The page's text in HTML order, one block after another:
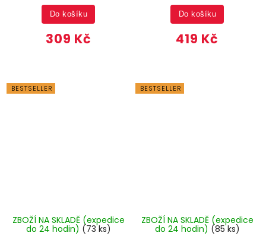
309 Kč
Do košíku
419 Kč
Do košíku
BESTSELLER
ZBOŽÍ NA SKLADĚ (expedice
do 24 hodin) (73 ks)
BESTSELLER
ZBOŽÍ NA SKLADĚ (expedice
do 24 hodin) (85 ks)